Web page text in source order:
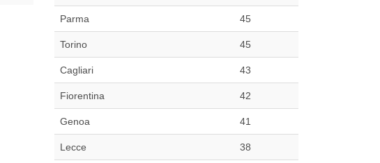
Parma 45
Torino 45
Cagliari 43
Fiorentina 42
Genoa 41
Lecce 38